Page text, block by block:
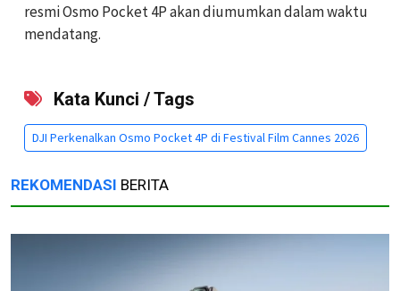
resmi Osmo Pocket 4P akan diumumkan dalam waktu
mendatang.
Kata Kunci / Tags
DJI Perkenalkan Osmo Pocket 4P di Festival Film Cannes 2026
REKOMENDASI BERITA